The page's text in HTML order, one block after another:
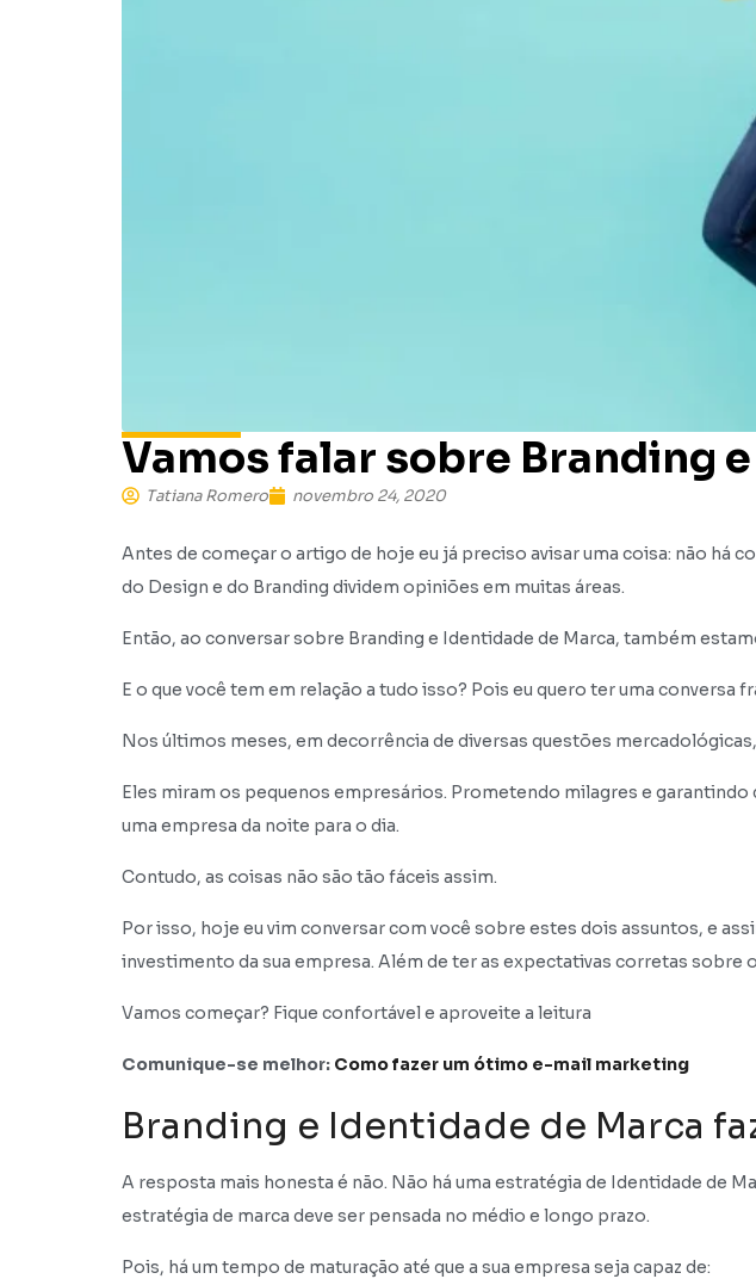
Vamos falar sobre Branding
Tatiana Romero novembro 24, 2020
Antes de começar o artigo de hoje eu já preciso avisar uma coisa: não
do Design e do Branding dividem opiniões em muitas áreas.
Então, ao conversar sobre Branding e Identidade de Marca, também
E o que você tem em relação a tudo isso? Pois eu quero ter uma conversa
Nos últimos meses, em decorrência de diversas questões
Eles miram os pequenos empresários. Prometendo milagres e
uma empresa da noite para o dia.
Contudo, as coisas não são tão fáceis assim.
Por isso, hoje eu vim conversar com você sobre estes dois assuntos, e
investimento da sua empresa. Além de ter as expectativas corretas
Vamos começar? Fique confortável e aproveite a leitura
Comunique-se melhor: Como fazer um ótimo e-mail marketing
Branding e Identidade de Marca
A resposta mais honesta é não. Não há uma estratégia de Identidade de
estratégia de marca deve ser pensada no médio e longo prazo.
Pois, há um tempo de maturação até que a sua empresa seja capaz de: